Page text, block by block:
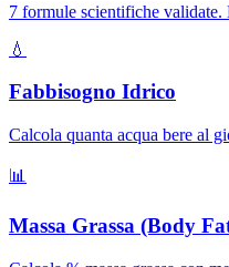
7 formule scientifiche
💧
Fabbisogno Idrico
Calcola quanta acqua bere al
📊
Massa Grassa (Body